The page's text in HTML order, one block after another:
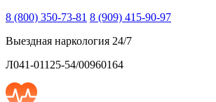
8 (800) 350-73-81 8 (909) 415-90-97
Выездная наркология 24/7
Л041-01125-54/00960164